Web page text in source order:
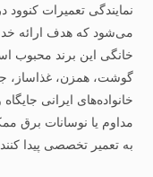
نمایندگی تعمیرات
می‌شود که هدف ارائه
خانگی این برند محبوب
گوشت، همزن، غذاساز،
خانواده‌های ایرانی
مداوم یا نوسانات برق
به تعمیر تخصصی پیدا کنند.